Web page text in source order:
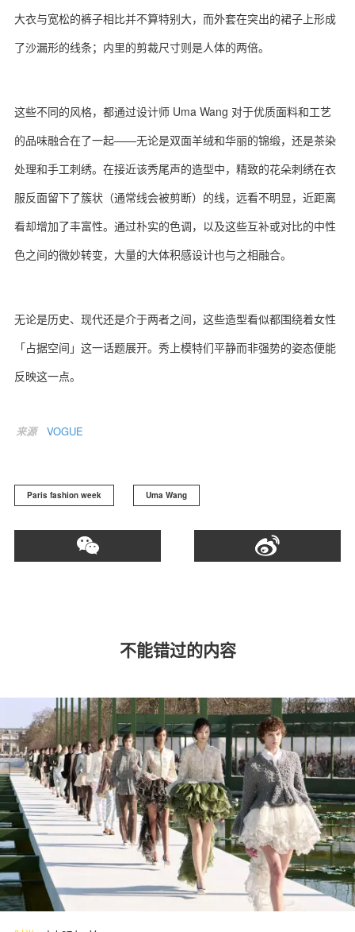
大衣与宽松的裤子相比并不算特别大，而外套在突出的裙子上形成
了沙漏形的线条；内里的剪裁尺寸则是人体的两倍。
这些不同的风格，都通过设计师 Uma Wang 对于优质面料和工艺
的品味融合在了一起——无论是双面羊绒和华丽的锦缎，还是茶染
处理和手工刺绣。在接近该秀尾声的造型中，精致的花朵刺绣在衣
服反面留下了簇状（通常线会被剪断）的线，远看不明显，近距离
看却增加了丰富性。通过朴实的色调，以及这些互补或对比的中性
色之间的微妙转变，大量的大体积感设计也与之相融合。
无论是历史、现代还是介于两者之间，这些造型看似都围绕着女性
「占据空间」这一话题展开。秀上模特们平静而非强势的姿态便能
反映这一点。
来源 VOGUE
Paris fashion week Uma Wang
不能错过的内容